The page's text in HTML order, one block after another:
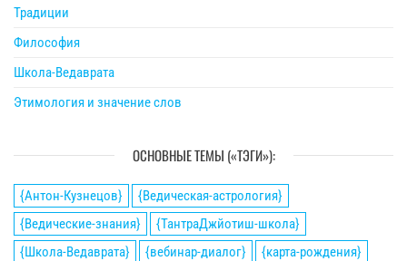
Традиции
Философия
Школа-Ведаврата
Этимология и значение слов
ОСНОВНЫЕ ТЕМЫ («ТЭГИ»):
{Антон-Кузнецов}
{Ведическая-астрология}
{Ведические-знания}
{ТантраДжйотиш-школа}
{Школа-Ведаврата}
{вебинар-диалог}
{карта-рождения}